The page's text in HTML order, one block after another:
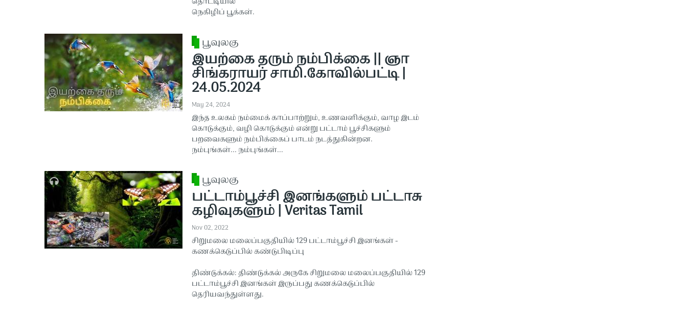
நெகிழிப் பூக்கள்.
பூவுலகு
இயற்கை தரும் நம்பிக்கை || ஞா
சிங்கராயர் சாமி.கோவில்பட்டி |
24.05.2024
May 24, 2024
இந்த உலகம் நம்மைக் காப்பாற்றும், உணவளிக்கும், வாழ இடம்
கொடுக்கும், வழி கொடுக்கும் என்று பட்டாம் பூச்சிகளும்
பறவைகளும் நம்பிக்கைப் பாடம் நடத்துகின்றன.
நம்புங்கள்... நம்புங்கள்...
பூவுலகு
பட்டாம்பூச்சி இனங்களும் பட்டாசு
கழிவுகளும் | Veritas Tamil
Nov 02, 2022
சிறுமலை மலைப்பகுதியில் 129 பட்டாம்பூச்சி இனங்கள் -
கணக்கெடுப்பில் கண்டுபிடிப்பு
திண்டுக்கல்: திண்டுக்கல் அருகே சிறுமலை மலைப்பகுதியில் 129
பட்டாம்பூச்சி இனங்கள் இருப்பது கணக்கெடுப்பில்
தெரியவந்துள்ளது.